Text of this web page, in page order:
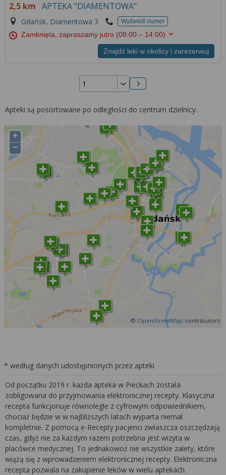
2,5 km APTEKA "DIAMENTOWA"
Gdańsk, Diamentowa 3 Wyświetl numer
Zamknięta, zapraszamy jutro (08:00 – 14:00)
Znajdź leki w okolicy i zarezerwuj
Następna strona
Apteki są posortowane po odległości do centrum dzielnicy.
+
−
© OpenStreetMap contributors
* według danych udostępnionych przez apteki
Od początku 2019 r. każda apteka w Pieckach została
zobligowana do przyjmowania elektronicznej recepty. Klasyczna
recepta funkcjonuje równolegle z cyfrowym odpowiednikiem,
chociaż będzie w w najbliższych latach wyparta niemal
kompletnie. Z pomocą e-Recepty pacjenci zwłaszcza oszczędzają
czas, gdyż nie za każdym razem potrzebna jest wizyta w
placówce medycznej. To jednakowoż nie wszystkie zalety, które
wiążą się z wprowadzeniem elektronicznej recepty. Elektroniczna
recepta pozwala na zakupienie leków w wielu aptekach.